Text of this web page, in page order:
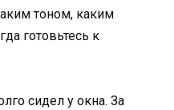
тоном, каким
готовьтесь к
сидел у окна. За